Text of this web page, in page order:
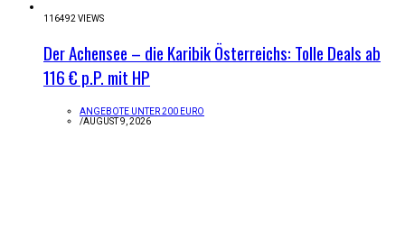
116492 VIEWS
Der Achensee – die Karibik Österreichs: Tolle Deals ab
116 € p.P. mit HP
ANGEBOTE UNTER 200 EURO
/AUGUST 9, 2026